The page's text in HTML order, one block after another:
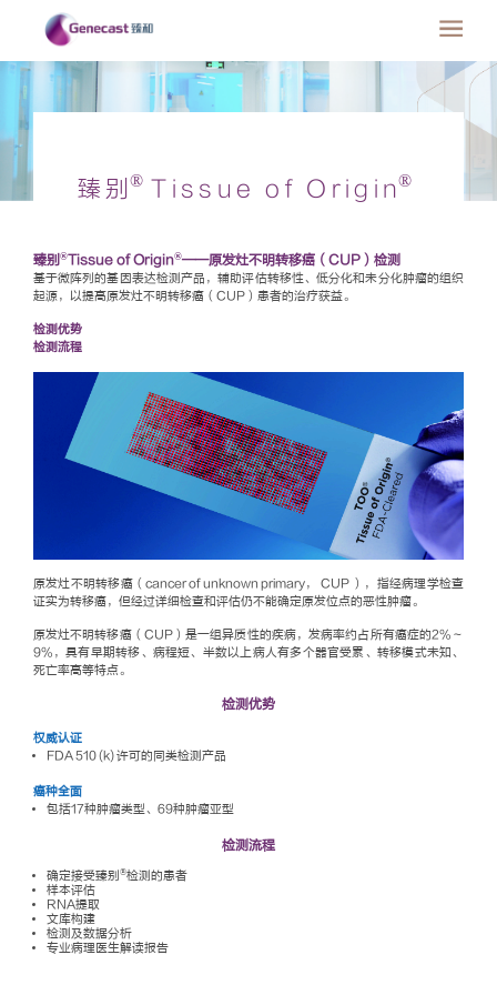
臻别® Tissue of Origin®
臻别®Tissue of Origin®——原发灶不明转移癌（CUP）检测
基于微阵列的基因表达检测产品，辅助评估转移性、低分化和未分化肿瘤的组织
起源，以提高原发灶不明转移癌（CUP）患者的治疗获益。
检测优势
检测流程
原发灶不明转移癌（cancer of unknown primary， CUP ），指经病理学检查
证实为转移癌，但经过详细检查和评估仍不能确定原发位点的恶性肿瘤。
原发灶不明转移癌（CUP）是一组异质性的疾病，发病率约占所有癌症的2%～
9%，具有早期转移、病程短、半数以上病人有多个器官受累、转移模式未知、
死亡率高等特点。
检测优势
权威认证
FDA 510 (k) 许可的同类检测产品
癌种全面
包括17种肿瘤类型、69种肿瘤亚型
检测流程
确定接受臻别®检测的患者
样本评估
RNA提取
文库构建
检测及数据分析
专业病理医生解读报告